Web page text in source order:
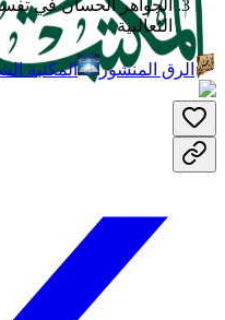
الجواهر الحسان في
الثعالبية
الرق المنشور المكتبة